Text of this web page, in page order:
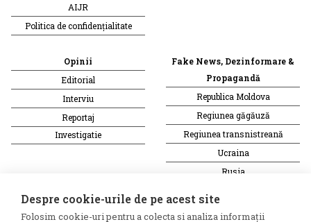
AIJR
Politica de confidențialitate
Opinii
Editorial
Interviu
Reportaj
Investigatie
Fake News, Dezinformare &
Propagandă
Republica Moldova
Regiunea găgăuză
Regiunea transnistreană
Ucraina
Rusia
Presa rusă independentă
Despre cookie-urile de pe acest site
Folosim cookie-uri pentru a colecta si analiza informații